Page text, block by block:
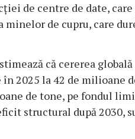
de centre de date,
de cupru, care
că cererea
2025 la 42 de milioane
de tone, pe fondul
structural după 2030,